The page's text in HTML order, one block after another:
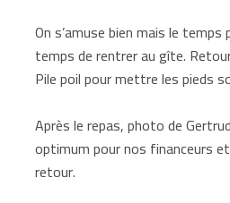
On s’amuse bien mais le
temps de rentrer au gîte.
Pile poil pour mettre les pieds
Après le repas, photo de
optimum pour nos financeurs
retour.